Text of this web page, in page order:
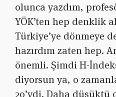
olunca yazdım,
YÖK’ten hep denklik
Türkiye’ye dönmeye
hazırdım zaten hep.
önemli. Şimdi H-
diyorsun ya, o
20’ydi. Daha